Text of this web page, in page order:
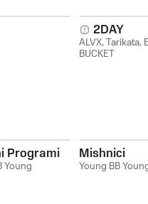
2DAY
ALVX,Tarikata,
BUCKET
Programi
Young
Mishnici
Young BB